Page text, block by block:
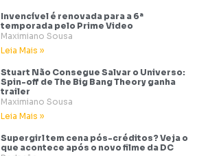
Invencível é renovada para a 6ª
temporada pelo Prime Video
Maximiano Sousa
Leia Mais »
Stuart Não Consegue Salvar o Universo:
Spin-off de The Big Bang Theory ganha
trailer
Maximiano Sousa
Leia Mais »
Supergirl tem cena pós-créditos? Veja o
que acontece após o novo filme da DC